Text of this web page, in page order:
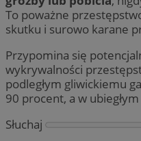
To poważne
skutku i surowo karane
Przypomina się
wykrywalności
podległym gliwickiemu
90 procent, a w
Słuchaj